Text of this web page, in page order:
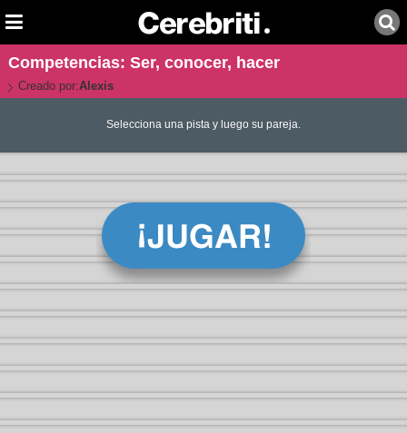
Competencias: Ser, conocer, hacer
Creado por:Alexis
Selecciona una pista y luego su pareja.